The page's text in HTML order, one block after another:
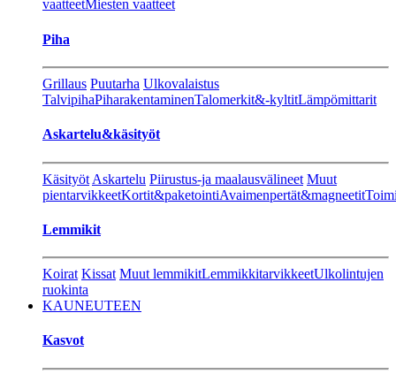
vaatteetMiesten vaatteet
Piha
Grillaus Puutarha Ulkovalaistus
TalvipihaPiharakentaminenTalomerkit&-kyltitLämpömittarit
Askartelu&käsityöt
Käsityöt Askartelu Piirustus-ja maalausvälineet Muut
pientarvikkeetKortit&paketointiAvaimenpertät&magneetit
Lemmikit
Koirat Kissat Muut lemmikitLemmikkitarvikkeetUlkolintujen
ruokinta
KAUNEUTEEN
Kasvot